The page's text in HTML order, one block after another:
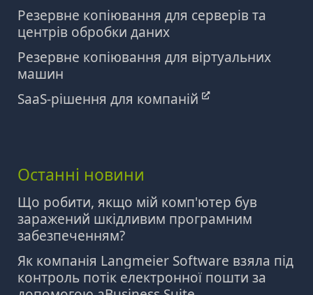
Резервне копіювання для серверів та
центрів обробки даних
Резервне копіювання для віртуальних
машин
SaaS-рішення для компаній
Останні новини
Що робити, якщо мій комп'ютер був
заражений шкідливим програмним
забезпеченням?
Як компанія Langmeier Software взяла під
контроль потік електронної пошти за